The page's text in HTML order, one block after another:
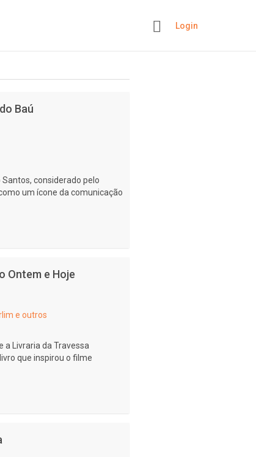
Login
Baú
considerado pelo
um ícone da comunicação
Ontem e Hoje
e outros
a Livraria da Travessa
que inspirou o filme